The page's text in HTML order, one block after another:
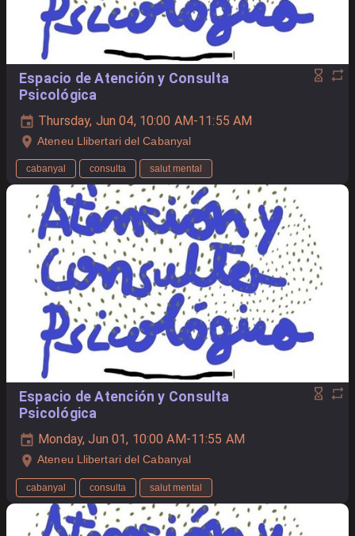
Espacio de Atención y Consulta
Psicológica
Thursday, Jun 04, 10:00 AM-11:55 AM
Ateneu Llibertari del Cabanyal
cabanyal consulta salut mental
Espacio de Atención y Consulta
Psicológica
Monday, Jun 01, 10:00 AM-11:55 AM
Ateneu Llibertari del Cabanyal
cabanyal consulta salut mental